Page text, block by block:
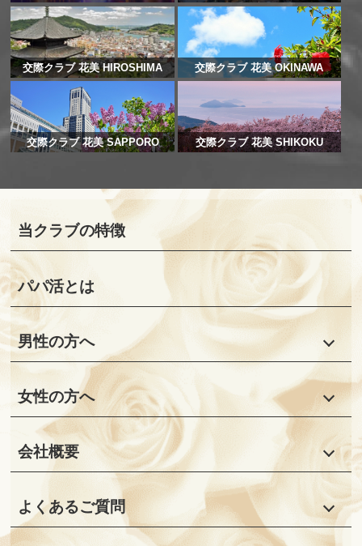
交際クラブ 花美 HIROSHIMA 交際クラブ 花美 OKINAWA
交際クラブ 花美 SAPPORO 交際クラブ 花美 SHIKOKU
当クラブの特徴
パパ活とは
男性の方へ
女性の方へ
会社概要
よくあるご質問